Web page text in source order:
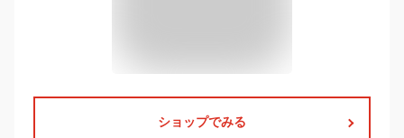
ショップでみる